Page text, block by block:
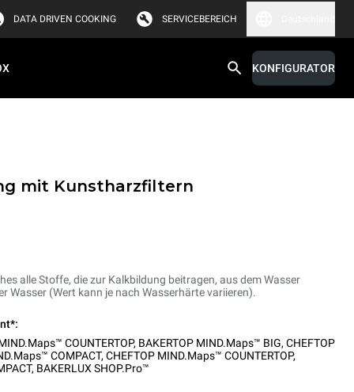
DATA DRIVEN COOKING SERVICEBEREICH
KONFIGURATOR
mit Kunstharzfiltern
alle Stoffe, die zur Kalkbildung beitragen, aus dem Wasser
Wasser (Wert kann je nach Wasserhärte variieren).
COUNTERTOP, BAKERTOP MIND.Maps™ BIG, CHEFTOP
COMPACT, CHEFTOP MIND.Maps™ COUNTERTOP,
, BAKERLUX SHOP.Pro™